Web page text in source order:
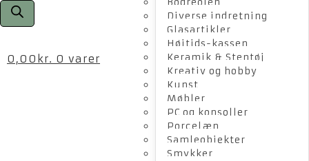
0,00 kr. 0 varer
Bogreolen
Diverse indretning
Glasartikler
Højtids-kassen
Keramik & Stentøj
Kreativ og hobby
Kunst
Møbler
PC og konsoller
Porcelæn
Samleobjekter
Smykker